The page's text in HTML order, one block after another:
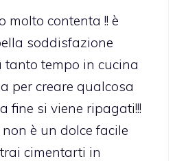
molto contenta !! è
soddisfazione
tempo in cucina
per creare qualcosa
fine si viene ripagati!!!
è un dolce facile
cimentarti in